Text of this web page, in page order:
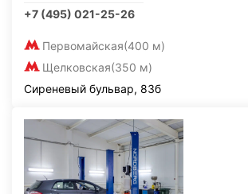
+7 (495) 021-25-26
Первомайская(400 м)
Щелковская(350 м)
Сиреневый бульвар, 83б